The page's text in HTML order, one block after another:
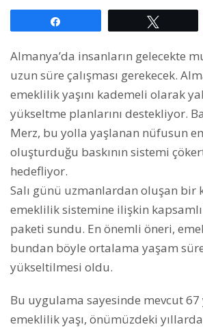
Almanya’da insanların gelecekte
uzun süre çalışması gerekecek.
emeklilik yaşını kademeli olarak
yükseltme planlarını destekliyor.
Merz, bu yolla yaşlanan nüfusun
oluşturduğu baskının sistemi
hedefliyor.
Salı günü uzmanlardan oluşan bir
emeklilik sistemine ilişkin
paketi sundu. En önemli öneri,
bundan böyle ortalama yaşam
yükseltilmesi oldu.
Bu uygulama sayesinde mevcut 67
emeklilik yaşı, önümüzdeki